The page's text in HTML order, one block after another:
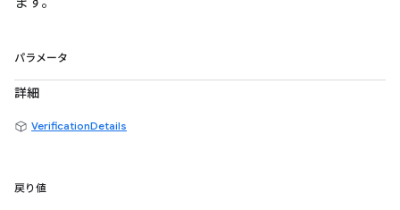
パラメータ
詳細
VerificationDetails
戻り値